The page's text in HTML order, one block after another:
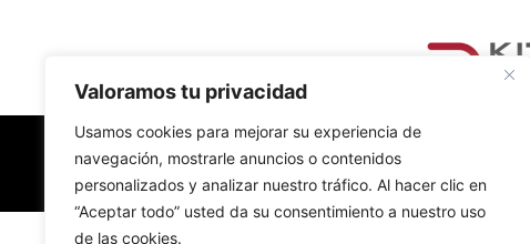
Valoramos tu privacidad
Usamos cookies para mejorar su experiencia de
navegación, mostrarle anuncios o contenidos
personalizados y analizar nuestro tráfico. Al hacer clic en
“Aceptar todo” usted da su consentimiento a nuestro uso
de las cookies.